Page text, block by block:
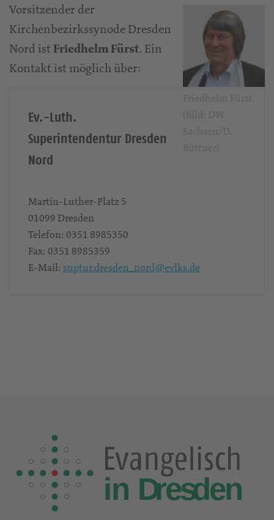
Vorsitzender der
Kirchenbezirkssynode Dresden
Nord istFriedhelm Fürst. Ein
Kontakt ist möglich über:
Ev.-Luth.
Superintendentur Dresden
Nord
Martin-Luther-Platz 5
01099 Dresden
Telefon: 0351 8985350
Fax: 0351 8985359
E-Mail: suptur.dresden_nord@evlks.de